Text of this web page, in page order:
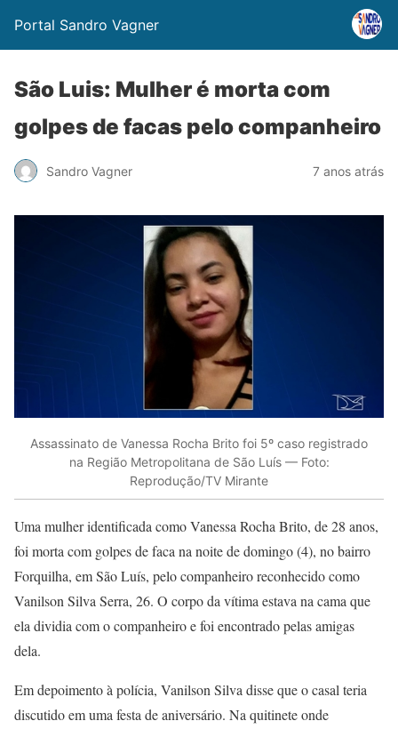
Portal Sandro Vagner
São Luis: Mulher é morta com
golpes de facas pelo companheiro
Sandro Vagner 7 anos atrás
Assassinato de Vanessa Rocha Brito foi 5º caso registrado
na Região Metropolitana de São Luís — Foto:
Reprodução/TV Mirante
Uma mulher identificada como Vanessa Rocha Brito, de 28 anos,
foi morta com golpes de faca na noite de domingo (4), no bairro
Forquilha, em São Luís, pelo companheiro reconhecido como
Vanilson Silva Serra, 26. O corpo da vítima estava na cama que
ela dividia com o companheiro e foi encontrado pelas amigas
dela.
Em depoimento à polícia, Vanilson Silva disse que o casal teria
discutido em uma festa de aniversário. Na quitinete onde